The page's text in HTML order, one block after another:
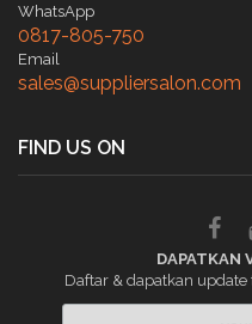
WhatsApp
0817-805-750
Email
sales@suppliersalon.com
FIND US ON
DAPATKAN
Daftar & dapatkan update